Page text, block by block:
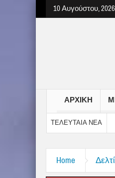
10 Αυγούστου, 2026
ΑΡΧΙΚΗ
ΤΕΛΕΥΤΑΙΑ ΝΕΑ
Ανάμνηση
Home